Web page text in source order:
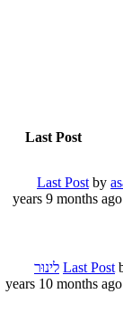
Last Post
Last Post by
Last Post לינוּר